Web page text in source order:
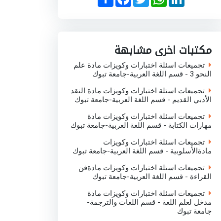
h
a
a
c
k
w
i
h
a
p
i
n
n
مكتبات اخرى مشابهة
تجميعات اسئلة اختبارات وكويزات مادة علم
النحو 3 - قسم اللغة العربية-جامعة تبوك
تجميعات اسئلة اختبارات وكويزات مادة النقد
الأدبي القديم - قسم اللغة العربية-جامعة تبوك
تجميعات اسئلة اختبارات وكويزات مادة
مهارات الكتابة - قسم اللغة العربية-جامعة تبوك
تجميعات اسئلة اختبارات وكويزات
مادةالأسلوبية - قسم اللغة العربية-جامعة تبوك
تجميعات اسئلة اختبارات وكويزات مادةفن
القراءة - قسم اللغة العربية-جامعة تبوك
تجميعات اسئلة اختبارات وكويزات مادة
مدخل لعلم اللغة - قسم اللغات والترجمة-
جامعة تبوك